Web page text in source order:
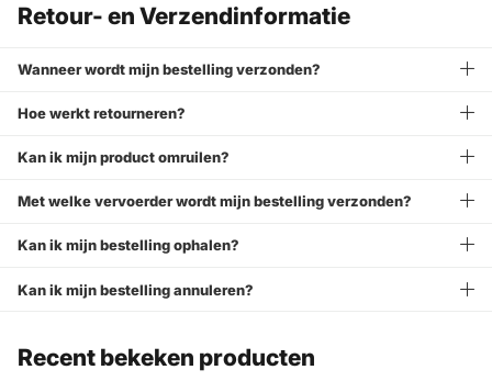
Retour- en Verzendinformatie
Wanneer wordt mijn bestelling verzonden?
Hoe werkt retourneren?
Kan ik mijn product omruilen?
Met welke vervoerder wordt mijn bestelling verzonden?
Kan ik mijn bestelling ophalen?
Kan ik mijn bestelling annuleren?
Recent bekeken producten